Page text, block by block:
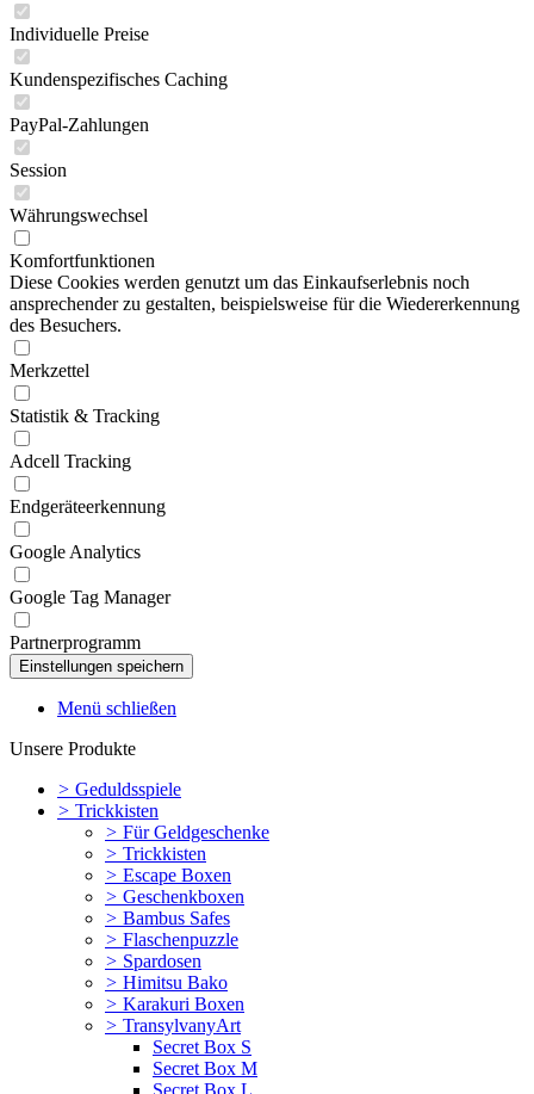
Individuelle Preise
Kundenspezifisches Caching
PayPal-Zahlungen
Session
Währungswechsel
Komfortfunktionen
Diese Cookies werden genutzt um das Einkaufserlebnis noch
ansprechender zu gestalten, beispielsweise für die Wiedererkennung
des Besuchers.
Merkzettel
Statistik & Tracking
Adcell Tracking
Endgeräteerkennung
Google Analytics
Google Tag Manager
Partnerprogramm
Menü schließen
Unsere Produkte
> Geduldsspiele
> Trickkisten
> Für Geldgeschenke
> Trickkisten
> Escape Boxen
> Geschenkboxen
> Bambus Safes
> Flaschenpuzzle
> Spardosen
> Himitsu Bako
> Karakuri Boxen
> TransylvanyArt
Secret Box S
Secret Box M
Secret Box L